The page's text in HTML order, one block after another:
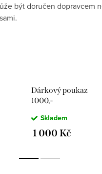
být doručen dopravcem
Dárkový poukaz
1000,-
Skladem
1 000 Kč